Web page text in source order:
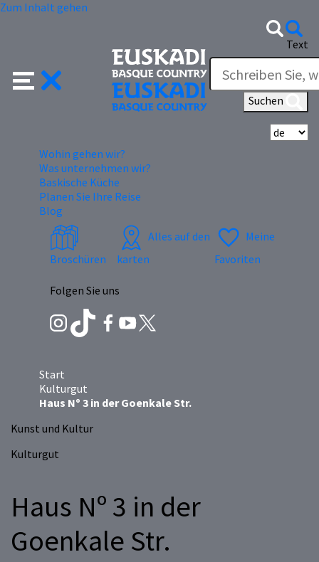
Zum Inhalt gehen
Text
Suchen
Wohin gehen wir?
Was unternehmen wir?
Baskische Küche
Planen Sie Ihre Reise
Blog
Broschüren
Alles auf den
karten
Meine
Favoriten
Folgen Sie uns
Start
Kulturgut
Haus Nº 3 in der Goenkale Str.
Kunst und Kultur
Kulturgut
Haus Nº 3 in der
Goenkale Str.